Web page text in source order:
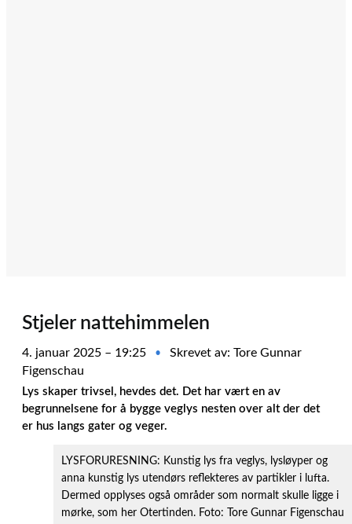
Stjeler nattehimmelen
4. januar 2025 – 19:25 •
Skrevet av: Tore Gunnar
Figenschau
Lys skaper trivsel, hevdes det. Det har vært en av
begrunnelsene for å bygge veglys nesten over alt der det
er hus langs gater og veger.
LYSFORURESNING: Kunstig lys fra veglys, lysløyper og
anna kunstig lys utendørs reflekteres av partikler i lufta.
Dermed opplyses også områder som normalt skulle ligge i
mørke, som her Otertinden. Foto: Tore Gunnar Figenschau